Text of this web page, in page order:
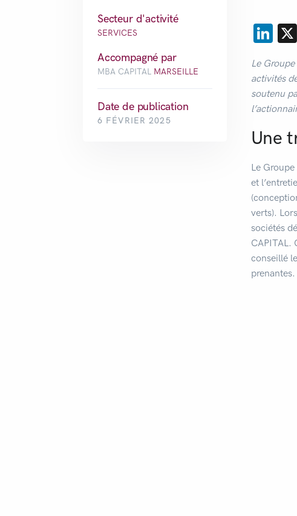
Secteur d'activité
SERVICES
Accompagné par
MBA CAPITAL MARSEILLE
Date de publication
6 FÉVRIER 2025
Le
activités
soutenu
Une
Le
et
verts).
sociétés
CAPITAL.
conseillé
prenantes.